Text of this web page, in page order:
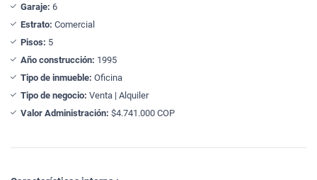
Garaje: 6
Estrato: Comercial
Pisos: 5
Año construcción: 1995
Tipo de inmueble: Oficina
Tipo de negocio: Venta | Alquiler
Valor Administración: $4.741.000 COP